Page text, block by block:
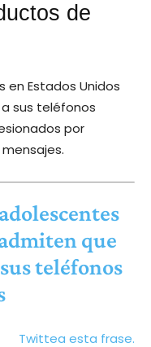
de
en Estados Unidos
sus teléfonos
por
que
teléfonos
Twittea esta frase.